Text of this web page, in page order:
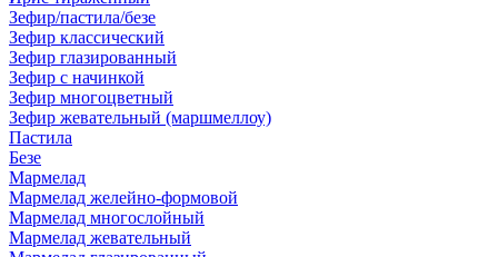
Зефир/пастила/безе
Зефир классический
Зефир глазированный
Зефир с начинкой
Зефир многоцветный
Зефир жевательный (маршмеллоу)
Пастила
Безе
Мармелад
Мармелад желейно-формовой
Мармелад многослойный
Мармелад жевательный